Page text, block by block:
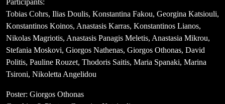
Participants:
Tobias Cohrs, Ilias Doulis, Konstantina Fakou, Georgina Katsiouli,
Konstantinos Koinos, Anastasis Karras, Konstantinos Lianos,
Nikolas Magriotis, Anastasis Panagis Meletis, Anastasia Mikrou,
Stefania Moskovi, Giorgos Nathenas, Giorgos Othonas, David
Politis, Pauline Rouzet, Thodoris Saitis, Maria Spanaki, Marina
Tsironi, Nikoletta Angelidou
Poster: Giorgos Othonas